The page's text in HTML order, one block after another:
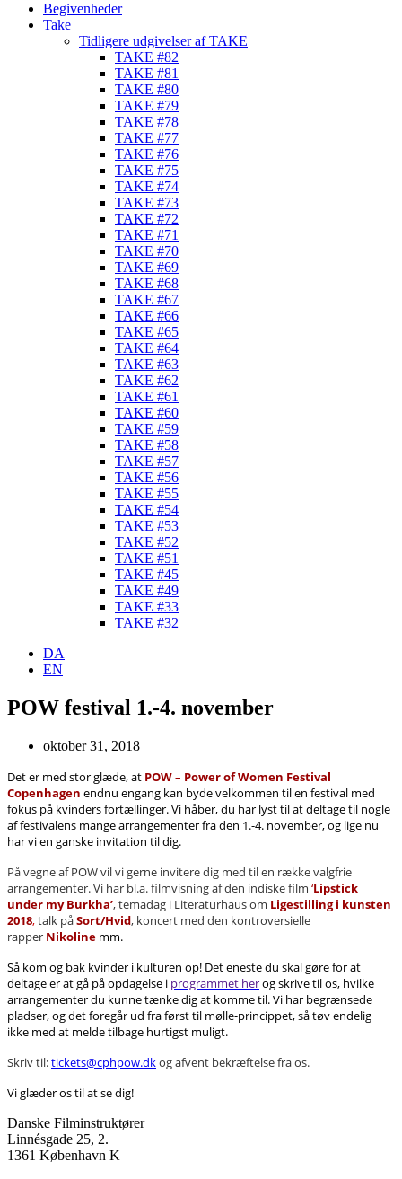
Begivenheder
Take
Tidligere udgivelser af TAKE
TAKE #82
TAKE #81
TAKE #80
TAKE #79
TAKE #78
TAKE #77
TAKE #76
TAKE #75
TAKE #74
TAKE #73
TAKE #72
TAKE #71
TAKE #70
TAKE #69
TAKE #68
TAKE #67
TAKE #66
TAKE #65
TAKE #64
TAKE #63
TAKE #62
TAKE #61
TAKE #60
TAKE #59
TAKE #58
TAKE #57
TAKE #56
TAKE #55
TAKE #54
TAKE #53
TAKE #52
TAKE #51
TAKE #45
TAKE #49
TAKE #33
TAKE #32
DA
EN
POW festival 1.-4. november
oktober 31, 2018
Det er med stor glæde, at POW – Power of Women Festival
Copenhagen endnu engang kan byde velkommen til en festival med
fokus på kvinders fortællinger. Vi håber, du har lyst til at deltage til nogle
af festivalens mange arrangementer fra den 1.-4. november, og lige nu
har vi en ganske invitation til dig.
På vegne af POW vil vi gerne invitere dig med til en række valgfrie
arrangementer. Vi har bl.a. filmvisning af den indiske film ‘Lipstick
under my Burkha’, temadag i Literaturhaus om Ligestilling i kunsten
2018,talk påSort/Hvid, koncert med den kontroversielle
rapper Nikoline mm.
Så kom og bak kvinder i kulturen op! Det eneste du skal gøre for at
deltage er at gå på opdagelse i programmet herog skrive til os, hvilke
arrangementer du kunne tænke dig at komme til. Vi har begrænsede
pladser, og det foregår ud fra først til mølle-princippet, så tøv endelig
ikke med at melde tilbage hurtigst muligt.
Skriv til:tickets@cphpow.dkog afvent bekræftelse fra os.
Vi glæder os til at se dig!
Danske Filminstruktører
Linnésgade 25, 2.
1361 København K